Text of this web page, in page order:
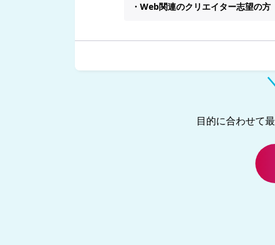
・Web関連のクリエイター志望の方
目的に合わせて